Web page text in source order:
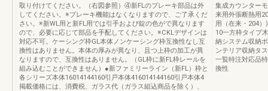
取り付けてください。（右図参照）④新FLのブレーキ部品は外
してください。※ブレーキ機能はなくなりますので、ご了承くだ
さい。※新WL用と新FL用では引手および錠の色がで異なります
ので、必要に応じて部品を手配してください。※CKLデザインは
対応不可。ケーシング枠GL本体ノンケーシング枠互換性なし互
換性はありません。本体の厚みが異なり、且つ上枠の加工が異
なりますので、互換性はありません。（GL枠に新FL枠レールを
組み込むことができません）●新ファミリーライン（新FL）枠と
各シリーズ本体16014144160引戸本体416014144160引戸本体4
掲載価格には、消費税、ガラス代（ガラス組込商品を除く）、
集成カウンター
来用外張断熱用
用（在来・204
10一方枠タイプ
納システム収納
ンテリア収納タ
一覧特注対応品
換性